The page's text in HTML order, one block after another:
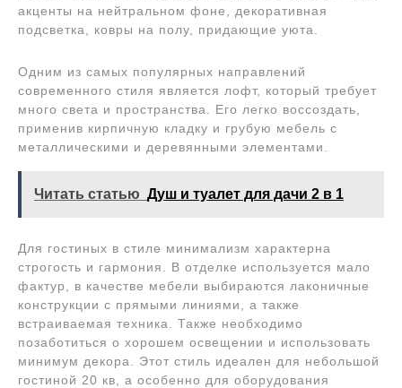
акценты на нейтральном фоне, декоративная
подсветка, ковры на полу, придающие уюта.
Одним из самых популярных направлений
современного стиля является лофт, который требует
много света и пространства. Его легко воссоздать,
применив кирпичную кладку и грубую мебель с
металлическими и деревянными элементами.
Читать статью Душ и туалет для дачи 2 в 1
Для гостиных в стиле минимализм характерна
строгость и гармония. В отделке используется мало
фактур, в качестве мебели выбираются лаконичные
конструкции с прямыми линиями, а также
встраиваемая техника. Также необходимо
позаботиться о хорошем освещении и использовать
минимум декора. Этот стиль идеален для небольшой
гостиной 20 кв, а особенно для оборудования